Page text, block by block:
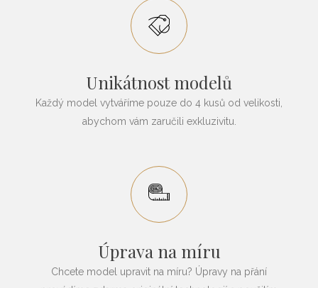
Unikátnost modelů
Každý model vytváříme pouze do 4 kusů od velikosti,
abychom vám zaručili exkluzivitu.
Úprava na míru
Chcete model upravit na míru? Úpravy na přání